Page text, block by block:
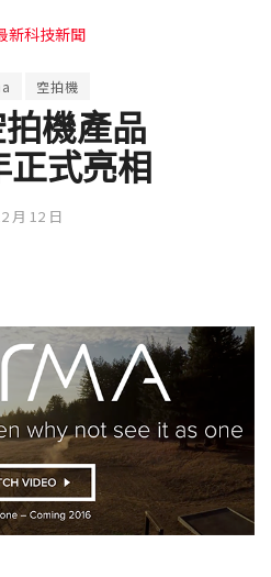
新科技新聞
空拍機
機產品
式亮相
月 12 日